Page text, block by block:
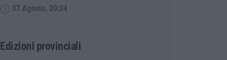
07 Agosto, 20:24
Edizioni provinciali